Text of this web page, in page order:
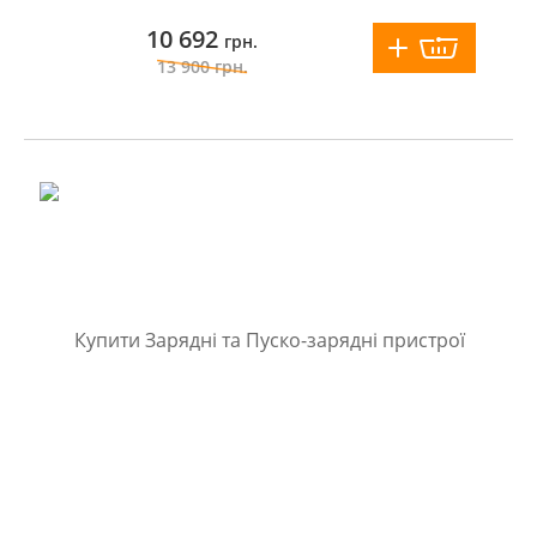
10 692 грн.
13 900грн.